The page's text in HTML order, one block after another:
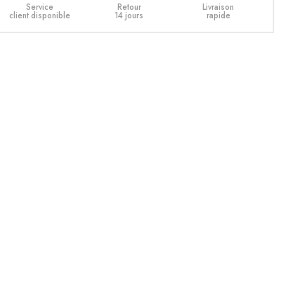
Service
client disponible
Retour
14 jours
Livraison
rapide